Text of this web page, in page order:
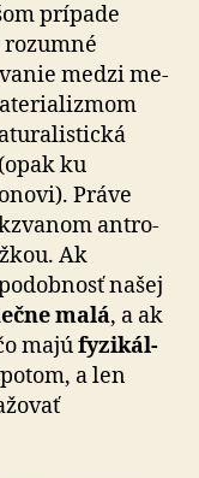
prípade
rozumné
medzi me­
ku
Práve
antro­
Ak
našej
ma­lá, a ak
majúfy­zi­kál­
a len